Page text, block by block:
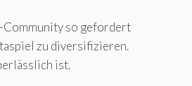
Community so gefordert
zu diversifizieren.
ist.